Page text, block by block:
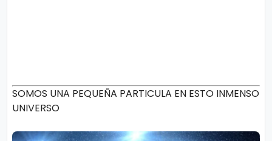
SOMOS UNA PEQUEÑA PARTICULA EN ESTO INMENSO
UNIVERSO